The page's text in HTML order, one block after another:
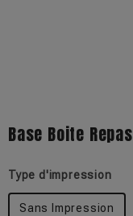
Base Boite Repas
Type d'impression
Sans Impression